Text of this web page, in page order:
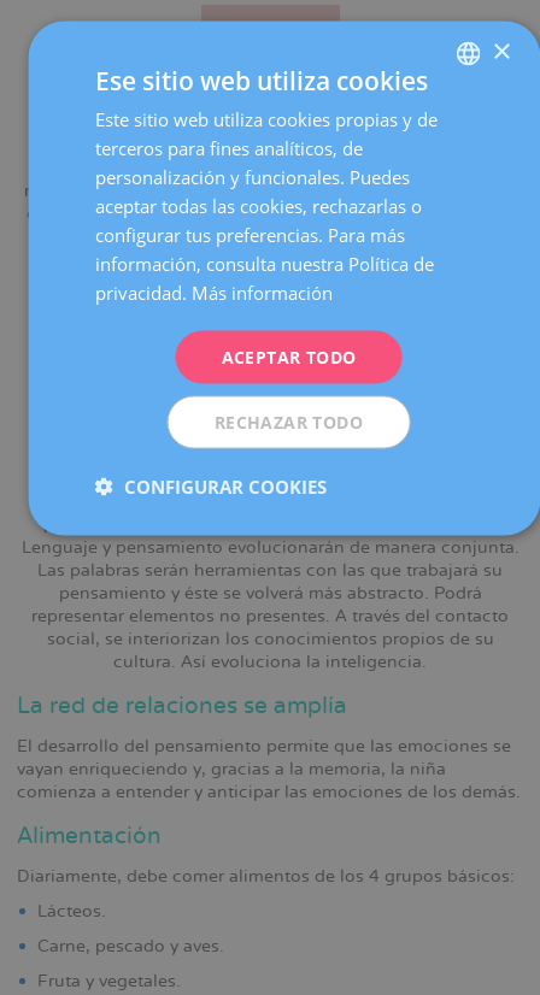
La niña va recopilando experiencia. La repetición de
acciones y situaciones cotidianas da lugar a
representaciones mentales que permiten ordenar el mundo,
darle sentido, predecir acciones y planificar. La memoria se
concreta en situaciones simples y familiares.
Hablo, luego pienso
Aumenta significativamente su vocabulario (semántica),
avanza en el dominio de los diferentes sonidos del idioma
(fonología) y empieza a aprender las reglas lingüísticas
(morfología y sintaxis). El pensamiento se vuelve verbal.
Lenguaje y pensamiento evolucionarán de manera conjunta.
Las palabras serán herramientas con las que trabajará su
pensamiento y éste se volverá más abstracto. Podrá
representar elementos no presentes. A través del contacto
social, se interiorizan los conocimientos propios de su
cultura. Así evoluciona la inteligencia.
La red de relaciones se amplía
El desarrollo del pensamiento permite que las emociones se
vayan enriqueciendo y, gracias a la memoria, la niña
comienza a entender y anticipar las emociones de los demás.
Alimentación
Diariamente, debe comer alimentos de los 4 grupos básicos:
Lácteos.
Carne, pescado y aves.
Fruta y vegetales.
SPANISH
×
Ese sitio web utiliza cookies
Este sitio web utiliza cookies propias y de
terceros para fines analíticos, de
personalización y funcionales. Puedes
aceptar todas las cookies, rechazarlas o
configurar tus preferencias. Para más
información, consulta nuestra Política de
privacidad. Más información
ACEPTAR TODO
RECHAZAR TODO
CONFIGURAR COOKIES